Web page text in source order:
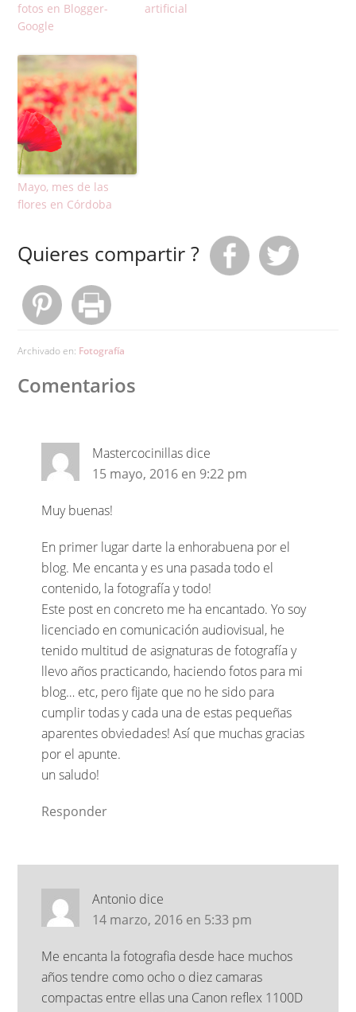
fotos en Blogger-
Google
artificial
Mayo, mes de las
flores en Córdoba
Quieres compartir ?
Archivado en: Fotografía
Comentarios
Mastercocinillas dice
15 mayo, 2016 en 9:22 pm
Muy buenas!
En primer lugar darte la enhorabuena por el
blog. Me encanta y es una pasada todo el
contenido, la fotografía y todo!
Este post en concreto me ha encantado. Yo soy
licenciado en comunicación audiovisual, he
tenido multitud de asignaturas de fotografía y
llevo años practicando, haciendo fotos para mi
blog… etc, pero fijate que no he sido para
cumplir todas y cada una de estas pequeñas
aparentes obviedades! Así que muchas gracias
por el apunte.
un saludo!
Responder
Antonio dice
14 marzo, 2016 en 5:33 pm
Me encanta la fotografia desde hace muchos
años tendre como ocho o diez camaras
compactas entre ellas una Canon reflex 1100D